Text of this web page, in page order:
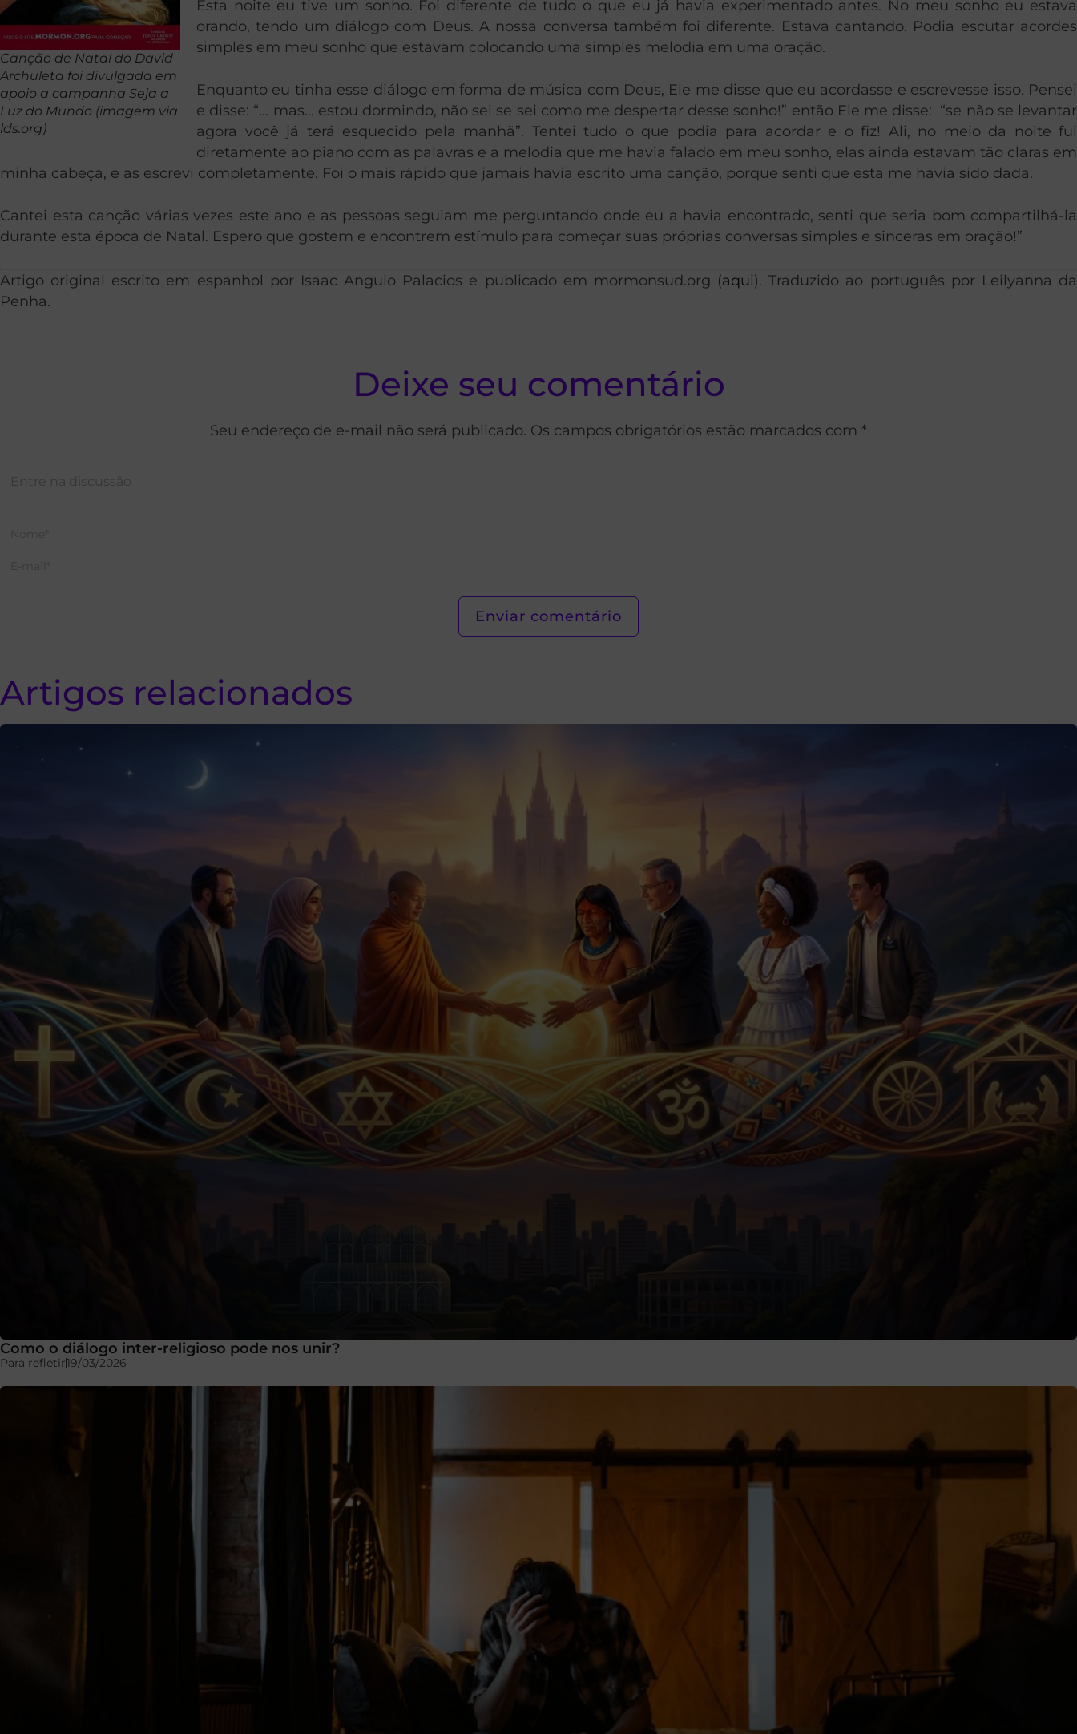
Canção de Natal do David
Archuleta foi divulgada em
apoio a campanha Seja a
Luz do Mundo (imagem via
lds.org)
Esta noite eu tive um sonho. Foi diferente de tudo o que eu já havia experimentado antes. No meu sonho eu estava
orando, tendo um diálogo com Deus. A nossa conversa também foi diferente. Estava cantando. Podia escutar acordes
simples em meu sonho que estavam colocando uma simples melodia em uma oração.
Enquanto eu tinha esse diálogo em forma de música com Deus, Ele me disse que eu acordasse e escrevesse isso. Pensei
e disse: “… mas… estou dormindo, não sei se sei como me despertar desse sonho!” então Ele me disse: “se não se levantar
agora você já terá esquecido pela manhã”. Tentei tudo o que podia para acordar e o fiz! Ali, no meio da noite fui
diretamente ao piano com as palavras e a melodia que me havia falado em meu sonho, elas ainda estavam tão claras em
minha cabeça, e as escrevi completamente. Foi o mais rápido que jamais havia escrito uma canção, porque senti que esta me havia sido dada.
Cantei esta canção várias vezes este ano e as pessoas seguiam me perguntando onde eu a havia encontrado, senti que seria bom compartilhá-la
durante esta época de Natal. Espero que gostem e encontrem estímulo para começar suas próprias conversas simples e sinceras em oração!”
Artigo original escrito em espanhol por Isaac Angulo Palacios e publicado em mormonsud.org (aqui). Traduzido ao português por Leilyanna da
Penha.
Deixe seu comentário
Seu endereço de e-mail não será publicado. Os campos obrigatórios estão marcados com *
Artigos relacionados
Como o diálogo inter-religioso pode nos unir?
Para refletir19/03/2026